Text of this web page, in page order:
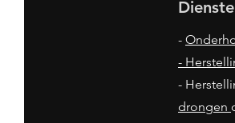
-
-
-
drongen